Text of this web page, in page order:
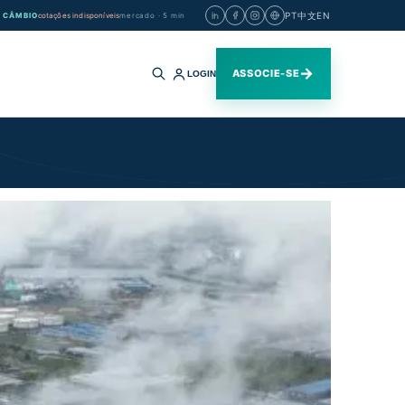
CÂMBIOcotações indisponíveismercado · 5 min PT中文EN
Buscar
site
LOGIN ASSOCIE-SE→